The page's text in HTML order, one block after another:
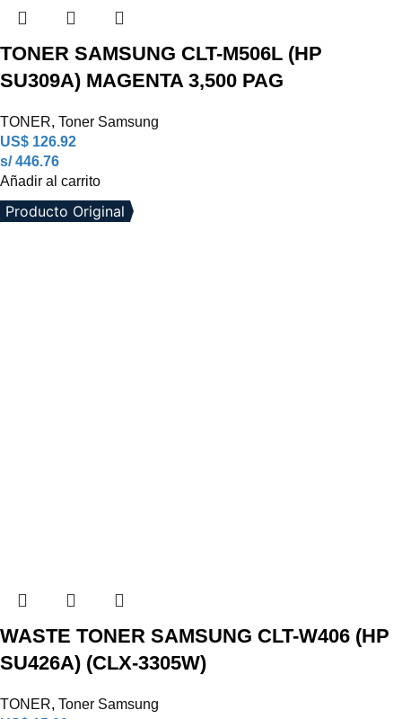
TONER SAMSUNG CLT-M506L (HP
SU309A) MAGENTA 3,500 PAG
TONER, Toner Samsung
US$ 126.92
s/ 446.76
Añadir al carrito
Producto Original
WASTE TONER SAMSUNG CLT-W406 (HP
SU426A) (CLX-3305W)
TONER, Toner Samsung